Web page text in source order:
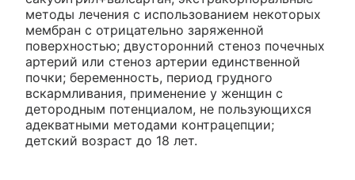
методы лечения с использованием некоторых
мембран с отрицательно заряженной
поверхностью; двусторонний стеноз почечных
артерий или стеноз артерии единственной
почки; беременность, период грудного
вскармливания, применение у женщин с
детородным потенциалом, не пользующихся
адекватными методами контрацепции;
детский возраст до 18 лет.